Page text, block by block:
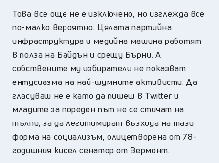
Това все още не е изключено, но изглежда все
по-малко вероятно. Цялата партийна
инфраструктура и медийна машина работят
в полза на Байдън и срещу Бърни. А
собствените му избиратели не показват
ентусиазма на най-шумните активисти. Да
гласуваш не е като да пишеш в Twitter и
младите за пореден път не се стичат на
тълпи, за да легитимират възхода на тази
форма на социализъм, олицетворена от 78-
годишния кисел сенатор от Вермонт.